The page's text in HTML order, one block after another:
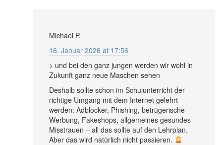
Michael P.
16. Januar 2026 at 17:56
> und bei den ganz jungen werden wir wohl in
Zukunft ganz neue Maschen sehen
Deshalb sollte schon im Schulunterricht der
richtige Umgang mit dem Internet gelehrt
werden: Adblocker, Phishing, betrügerische
Werbung, Fakeshops, allgemeines gesundes
Misstrauen – all das sollte auf den Lehrplan.
Aber das wird natürlich nicht passieren.